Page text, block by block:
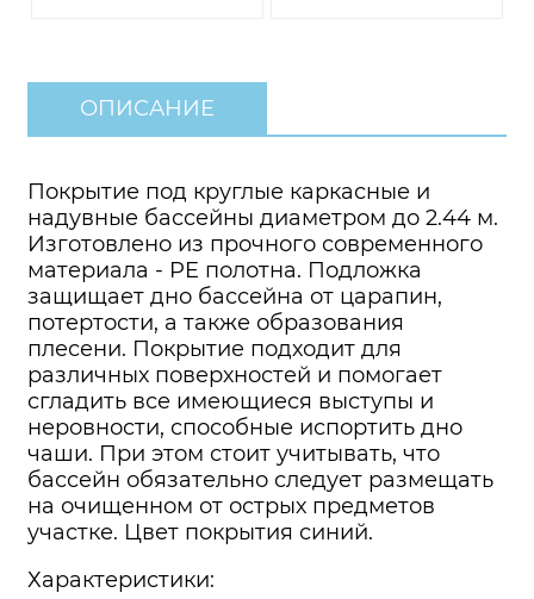
ОПИСАНИЕ
Покрытие под круглые каркасные и
надувные бассейны диаметром до 2.44 м.
Изготовлено из прочного современного
материала - PE полотна. Подложка
защищает дно бассейна от царапин,
потертости, а также образования
плесени. Покрытие подходит для
различных поверхностей и помогает
сгладить все имеющиеся выступы и
неровности, способные испортить дно
чаши. При этом стоит учитывать, что
бассейн обязательно следует размещать
на очищенном от острых предметов
участке. Цвет покрытия синий.
Характеристики: